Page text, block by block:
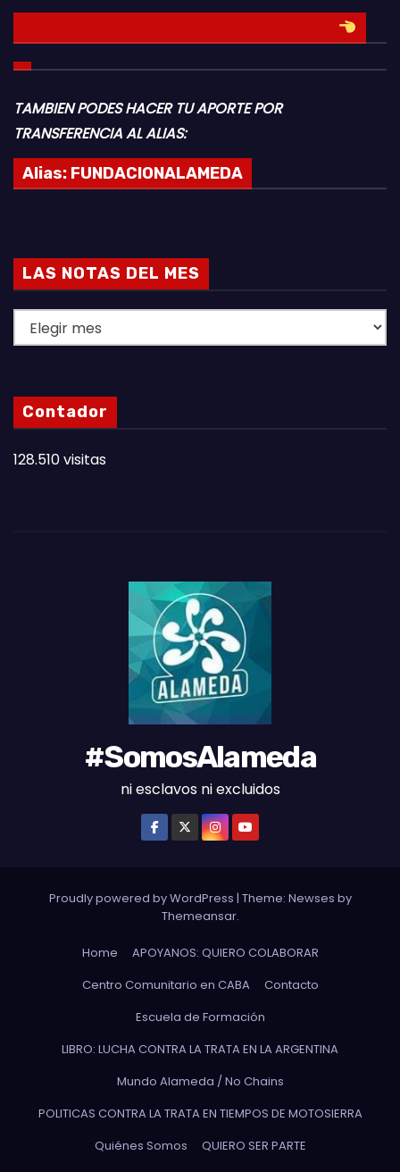
TAMBIEN PODES HACER TU APORTE POR
TRANSFERENCIA AL ALIAS:
Alias: FUNDACIONALAMEDA
LAS NOTAS DEL MES
A
N
O
A
Contador
128.510 visitas
#SomosAlameda
ni esclavos ni excluidos
Proudly powered by WordPress | Theme: Newses by
Themeansar.
Home
APOYANOS: QUIERO COLABORAR
Centro Comunitario en CABA
Contacto
Escuela de Formación
LIBRO: LUCHA CONTRA LA TRATA EN LA ARGENTINA
Mundo Alameda / No Chains
POLITICAS CONTRA LA TRATA EN TIEMPOS DE MOTOSIERRA
Quiénes Somos
QUIERO SER PARTE